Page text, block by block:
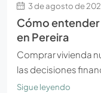
3 de agosto de
Cómo
en Pereira
Comprar vivienda
las decisiones
Sigue leyendo